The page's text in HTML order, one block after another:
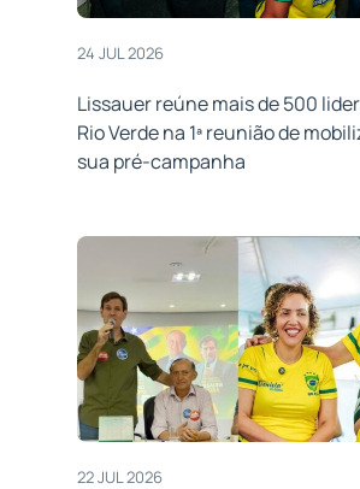
24 JUL 2026
Lissauer reúne mais de 500
Rio Verde na 1ª reunião de
sua pré-campanha
22 JUL 2026